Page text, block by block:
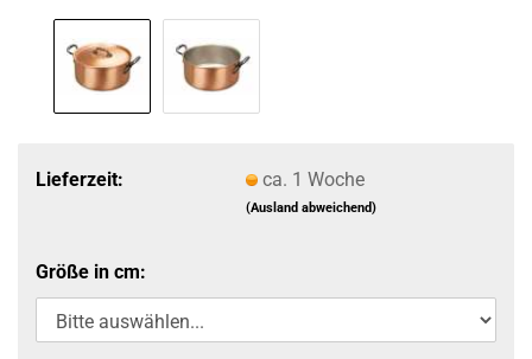
Lieferzeit: ca. 1 Woche
(Ausland abweichend)
Größe in cm: